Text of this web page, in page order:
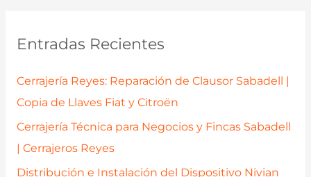
p
o
:
Entradas Recientes
Cerrajería Reyes: Reparación de Clausor Sabadell |
Copia de Llaves Fiat y Citroën
Cerrajería Técnica para Negocios y Fincas Sabadell
| Cerrajeros Reyes
Distribución e Instalación del Dispositivo Nivian